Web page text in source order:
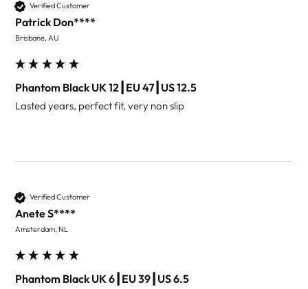
Verified Customer
Patrick Don****
Brisbane, AU
Phantom Black UK 12┃EU 47┃US 12.5
Lasted years, perfect fit, very non slip
Verified Customer
Anete S****
Amsterdam, NL
Phantom Black UK 6┃EU 39┃US 6.5